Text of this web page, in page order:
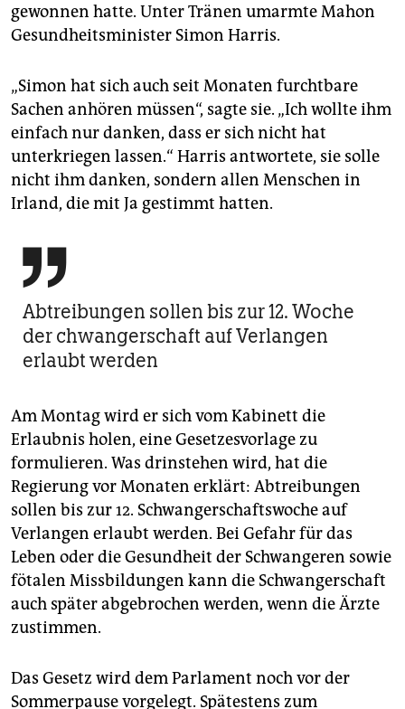
gewonnen hatte. Unter Tränen umarmte Mahon
Gesundheitsminister Simon Harris.
„Simon hat sich auch seit Monaten furchtbare
Sachen anhören müssen“, sagte sie. „Ich wollte ihm
einfach nur danken, dass er sich nicht hat
unterkriegen lassen.“ Harris antwortete, sie solle
nicht ihm danken, sondern allen Menschen in
Irland, die mit Ja gestimmt hatten.

Abtreibungen sollen bis zur 12. Woche
der chwangerschaft auf Verlangen
erlaubt werden
Am Montag wird er sich vom Kabinett die
Erlaubnis holen, eine Gesetzesvorlage zu
formulieren. Was drinstehen wird, hat die
Regierung vor Monaten erklärt: Abtreibungen
sollen bis zur 12. Schwangerschaftswoche auf
Verlangen erlaubt werden. Bei Gefahr für das
Leben oder die Gesundheit der Schwangeren sowie
fötalen Missbildungen kann die Schwangerschaft
auch später abgebrochen werden, wenn die Ärzte
zustimmen.
Das Gesetz wird dem Parlament noch vor der
Sommerpause vorgelegt. Spätestens zum